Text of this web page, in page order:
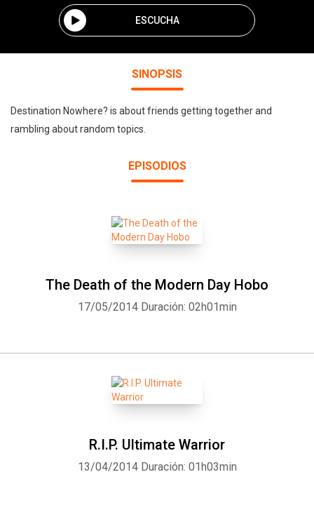
ESCUCHA
SINOPSIS
Destination Nowhere? is about friends getting together and
rambling about random topics.
EPISODIOS
The Death of the Modern Day Hobo
17/05/2014 Duración: 02h01min
R.I.P. Ultimate Warrior
13/04/2014 Duración: 01h03min